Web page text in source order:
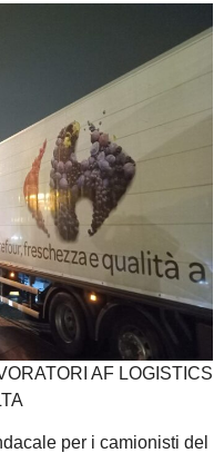
AF LOGISTICS
per i camionisti del